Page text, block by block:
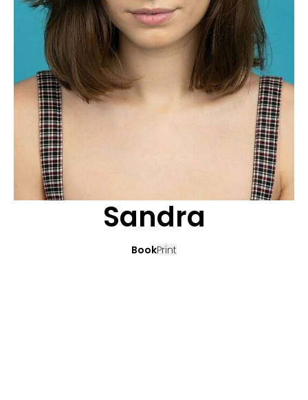
POP MUZIKANTEN
TALENTEN INTERNATIONALE
BEWERBUNG
KONTAKT
FRANKREICH
SCHWEIZ
Sandra
BookPrint